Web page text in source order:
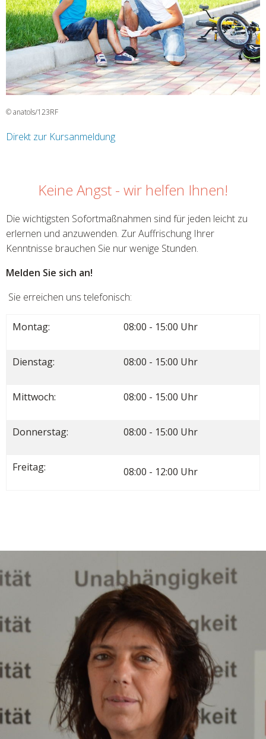
© anatols/123RF
Direkt zur Kursanmeldung
Keine Angst - wir helfen Ihnen!
Die wichtigsten Sofortmaßnahmen sind für jeden leicht zu
erlernen und anzuwenden. Zur Auffrischung Ihrer
Kenntnisse brauchen Sie nur wenige Stunden.
Melden Sie sich an!
Sie erreichen uns telefonisch:
Montag: 08:00 - 15:00 Uhr
Dienstag: 08:00 - 15:00 Uhr
Mittwoch: 08:00 - 15:00 Uhr
Donnerstag: 08:00 - 15:00 Uhr
Freitag: 08:00 - 12:00 Uhr